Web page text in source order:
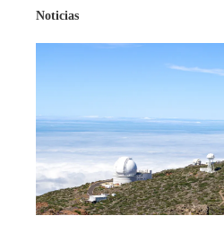
Noticias